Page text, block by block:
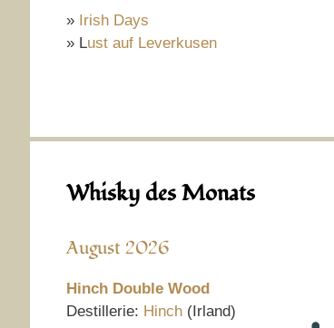
» Irish Days
» Lust auf Leverkusen
Whisky des Monats
August 2026
Hinch Double Wood
Destillerie: Hinch (Irland)